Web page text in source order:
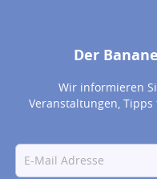
Der
Wir informieren
Veranstaltungen,